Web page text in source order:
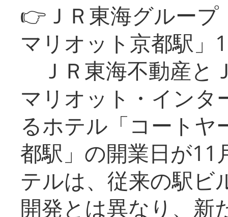
👉ＪＲ東海グルー
マリオット京都駅」
ＪＲ東海不動産と
マリオット・インタ
るホテル「コートヤ
都駅」の開業日が11
テルは、従来の駅ビ
開発とは異なり、新